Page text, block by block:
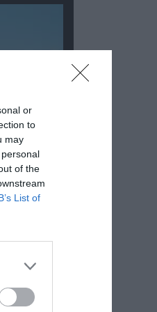
or
to
may
of the
List of